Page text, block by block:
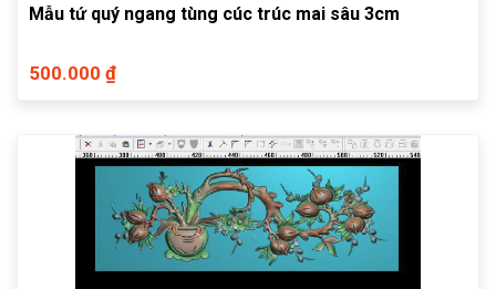
Mẫu tứ quý ngang tùng cúc trúc mai sâu 3cm
500.000 ₫